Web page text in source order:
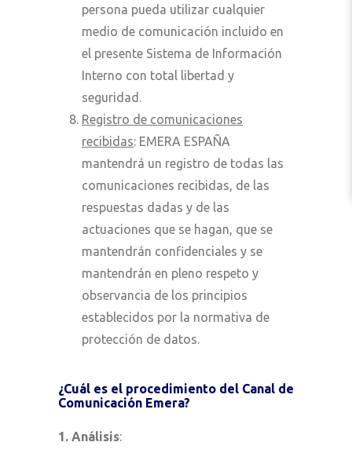
persona pueda utilizar cualquier
medio de comunicación incluido en
el presente Sistema de Información
Interno con total libertad y
seguridad.
Registro de comunicaciones
recibidas: EMERA ESPAÑA
mantendrá un registro de todas las
comunicaciones recibidas, de las
respuestas dadas y de las
actuaciones que se hagan, que se
mantendrán confidenciales y se
mantendrán en pleno respeto y
observancia de los principios
establecidos por la normativa de
protección de datos.
¿Cuál es el procedimiento del Canal de
Comunicación Emera?
1. Análisis: